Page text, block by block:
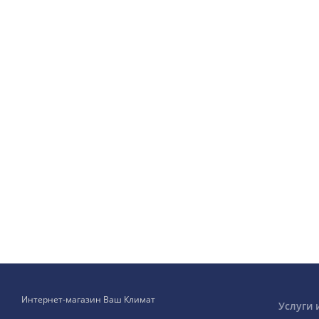
Интернет-магазин Ваш Климат Услуги